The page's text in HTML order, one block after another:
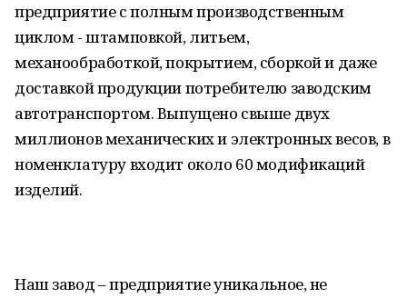
предприятие с полным производственным
циклом - штамповкой, литьем,
механообработкой, покрытием, сборкой и даже
доставкой продукции потребителю заводским
автотранспортом. Выпущено свыше двух
миллионов механических и электронных весов, в
номенклатуру входит около 60 модификаций
изделий.
Наш завод – предприятие уникальное, не